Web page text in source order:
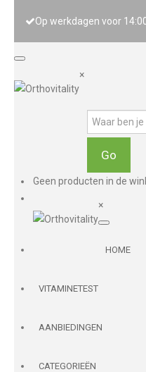
Op werkdagen voor
×
Geen producten in de
×
HOME
VITAMINETEST
AANBIEDINGEN
CATEGORIEËN